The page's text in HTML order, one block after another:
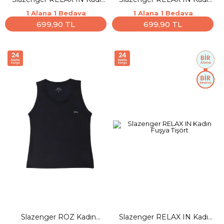
Siyah Tişört
1 Alana 1 Bedava
699,90 TL
Beyaz Tişört
1 Alana 1 Bedava
699,90 TL
Slazenger ROZ Kadın
Slazenger RELAX IN Kadın